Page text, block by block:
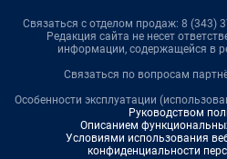
Связаться с отделом продаж: 8 (343)
Редакция сайта не несет
информации, содержащейся в
Связаться по вопросам
Особенности эксплуатации
Руководством
Описанием
Условиями использования
конфиденциальности